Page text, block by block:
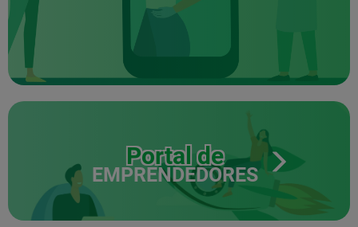
Portal de
EMPRENDEDORES